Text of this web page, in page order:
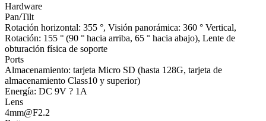
Hardware
Pan/Tilt
Rotación horizontal: 355 °, Visión panorámica: 360 ° Vertical,
Rotación: 155 ° (90 ° hacia arriba, 65 ° hacia abajo), Lente de
obturación física de soporte
Ports
Almacenamiento: tarjeta Micro SD (hasta 128G, tarjeta de
almacenamiento Class10 y superior)
Energía: DC 9V ? 1A
Lens
4mm@F2.2